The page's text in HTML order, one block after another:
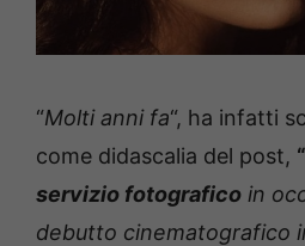
“Molti anni fa“, ha infatti
come didascalia del post, “
servizio fotografico in
debutto cinematografico